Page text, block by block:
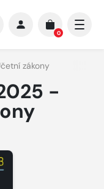
0
zákony
-